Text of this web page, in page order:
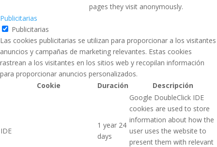
pages they visit anonymously.
Publicitarias
Publicitarias
Las cookies publicitarias se utilizan para proporcionar a los visitantes
anuncios y campañas de marketing relevantes. Estas cookies
rastrean a los visitantes en los sitios web y recopilan información
para proporcionar anuncios personalizados.
Cookie
Duración Descripción
IDE
1 year 24
days
Google DoubleClick IDE
cookies are used to store
information about how the
user uses the website to
present them with relevant